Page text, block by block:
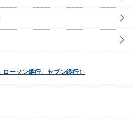
ーソン銀行、セブン銀行）